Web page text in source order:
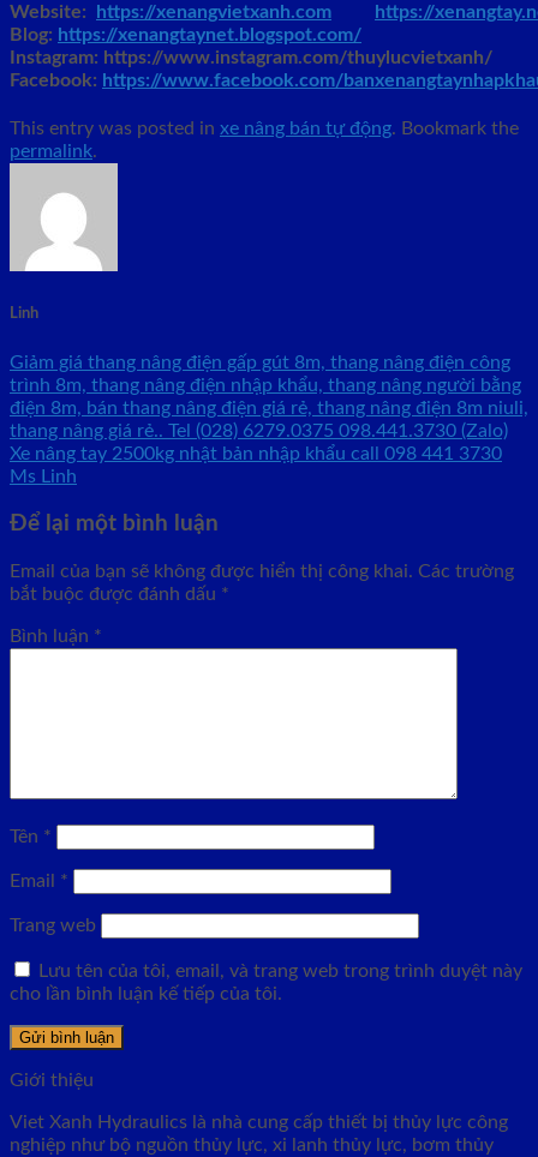
Website:
https://xenangvietxanh.com
https://
Blog: https://xenangtaynet.blogspot.com/
Instagram: https://www.instagram.com/thuylucvietxanh/
Facebook: https://www.facebook.com/
This entry was posted in xe nâng bán tự động. Bookmark the
permalink.
Linh
Giảm giá thang nâng điện gấp gút 8m, thang nâng điện công
trình 8m, thang nâng điện nhập khẩu, thang nâng người bằng
điện 8m, bán thang nâng điện giá rẻ, thang nâng điện 8m niuli,
thang nâng giá rẻ.. Tel (028) 6279.0375 098.441.3730 (Zalo)
Xe nâng tay 2500kg nhật bản nhập khẩu call 098 441 3730
Ms Linh
Để lại một bình luận
Email của bạn sẽ không được hiển thị công khai. Các trường
bắt buộc được đánh dấu *
Bình luận *
Tên *
Email *
Trang web
Lưu tên của tôi, email, và trang web trong trình duyệt này
cho lần bình luận kế tiếp của tôi.
Giới thiệu
Viet Xanh Hydraulics là nhà cung cấp thiết bị thủy lực công
nghiệp như bộ nguồn thủy lực, xi lanh thủy lực, bơm thủy